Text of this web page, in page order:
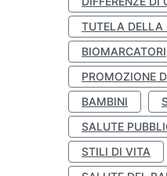
TUTELA DELLA
BIOMARCATORI
PROMOZIONE
BAMBINI
SALUTE
STILI DI VITA